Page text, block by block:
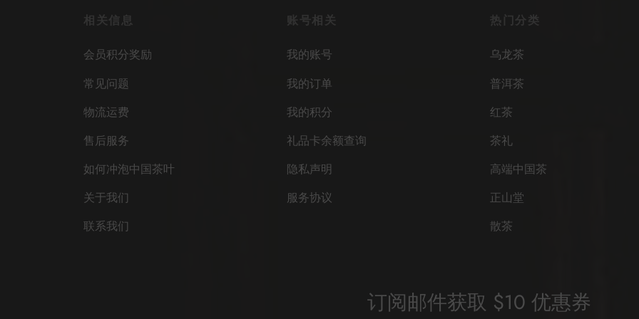
相关信息
会员积分奖励
常见问题
物流运费
售后服务
如何冲泡中国茶叶
关于我们
联系我们
账号相关
我的账号
我的订单
我的积分
礼品卡余额查询
隐私声明
服务协议
热门分类
乌龙茶
普洱茶
红茶
茶礼
高端中国茶
正山堂
散茶
订阅邮件获取 $10 优惠券